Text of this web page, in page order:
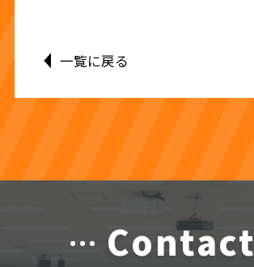
一覧に戻る
Contact